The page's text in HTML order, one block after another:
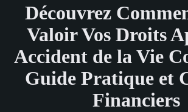
Découvrez
Valoir Vos Droits
Accident de la Vie
Guide Pratique et
Financiers